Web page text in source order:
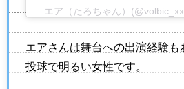
エア（たろちゃん）
エアさんは舞台への出演経験も
投球で明るい女性です。